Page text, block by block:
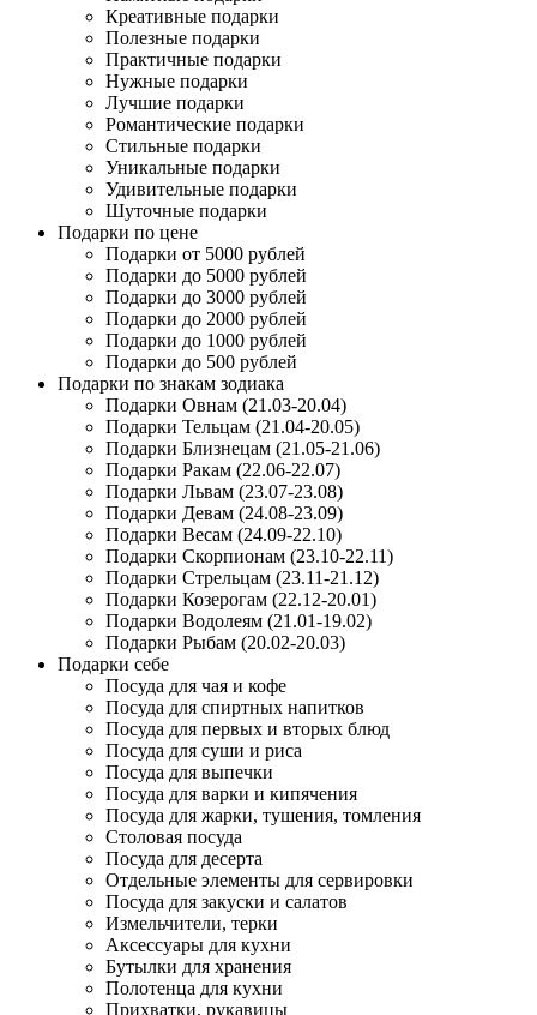
Креативные подарки
Полезные подарки
Практичные подарки
Нужные подарки
Лучшие подарки
Романтические подарки
Стильные подарки
Уникальные подарки
Удивительные подарки
Шуточные подарки
Подарки по цене
Подарки от 5000 рублей
Подарки до 5000 рублей
Подарки до 3000 рублей
Подарки до 2000 рублей
Подарки до 1000 рублей
Подарки до 500 рублей
Подарки по знакам зодиака
Подарки Овнам (21.03-20.04)
Подарки Тельцам (21.04-20.05)
Подарки Близнецам (21.05-21.06)
Подарки Ракам (22.06-22.07)
Подарки Львам (23.07-23.08)
Подарки Девам (24.08-23.09)
Подарки Весам (24.09-22.10)
Подарки Скорпионам (23.10-22.11)
Подарки Стрельцам (23.11-21.12)
Подарки Козерогам (22.12-20.01)
Подарки Водолеям (21.01-19.02)
Подарки Рыбам (20.02-20.03)
Подарки себе
Посуда для чая и кофе
Посуда для спиртных напитков
Посуда для первых и вторых блюд
Посуда для суши и риса
Посуда для выпечки
Посуда для варки и кипячения
Посуда для жарки, тушения, томления
Столовая посуда
Посуда для десерта
Отдельные элементы для сервировки
Посуда для закуски и салатов
Измельчители, терки
Аксессуары для кухни
Бутылки для хранения
Полотенца для кухни
Прихватки, рукавицы